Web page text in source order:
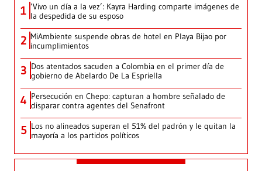
1 ‘Vivo un día a la vez’: Kayra Harding comparte imágenes de
la despedida de su esposo
2 MiAmbiente suspende obras de hotel en Playa Bijao por
incumplimientos
3 Dos atentados sacuden a Colombia en el primer día de
gobierno de Abelardo De La Espriella
4 Persecución en Chepo: capturan a hombre señalado de
disparar contra agentes del Senafront
5 Los no alineados superan el 51% del padrón y le quitan la
mayoría a los partidos políticos